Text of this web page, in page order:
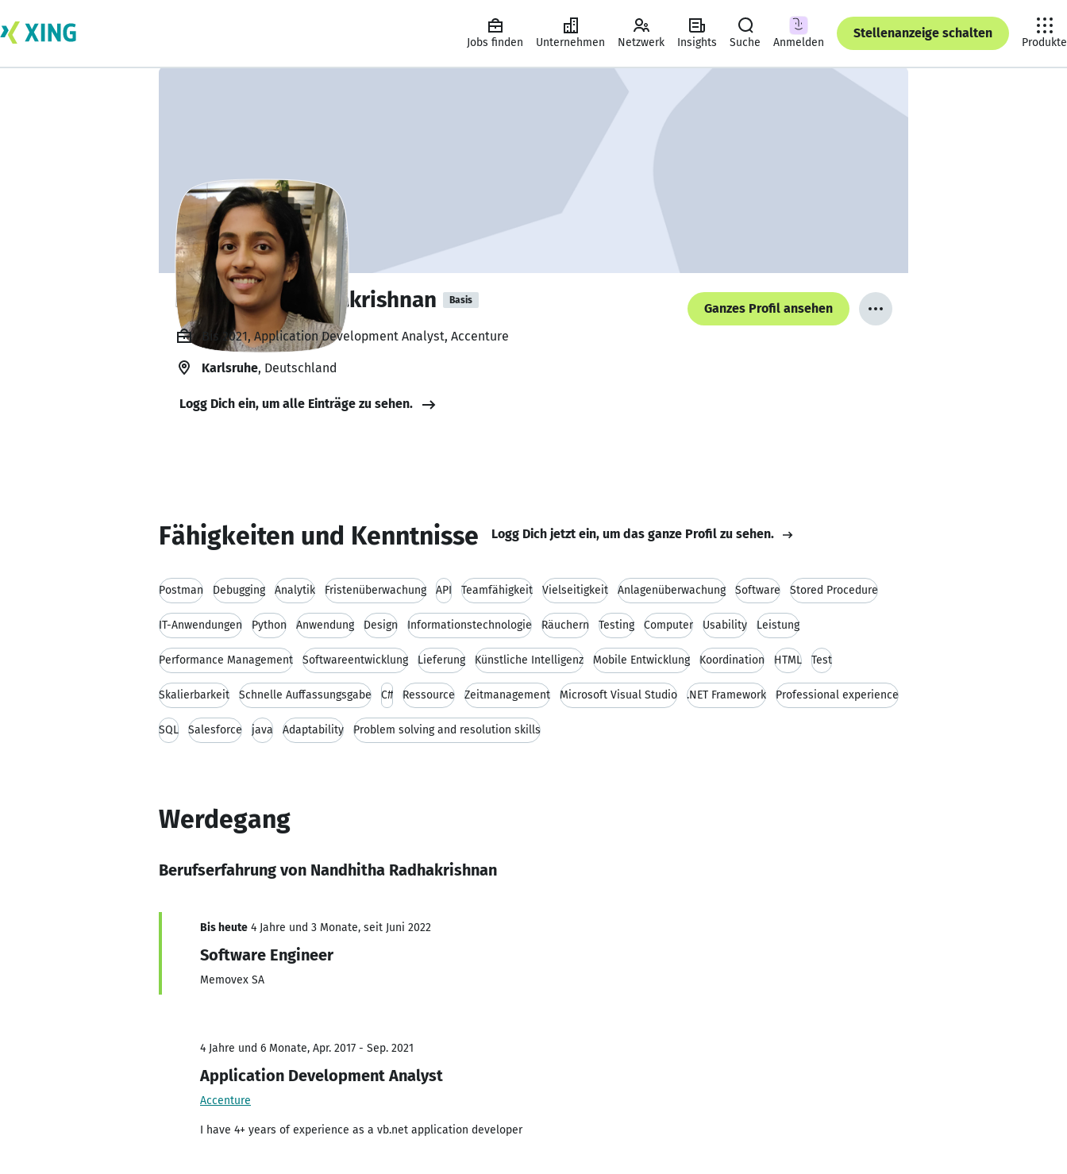
Jobs finden Unternehmen Netzwerk Insights Suche Anmelden
Stellenanzeige schalten
Produkte
Nandhitha Radhakrishnan Basis
Ganzes Profil ansehen
Bis 2021, Application Development Analyst, Accenture
Karlsruhe, Deutschland
Logg Dich ein, um alle Einträge zu sehen.
Fähigkeiten und Kenntnisse Logg Dich jetzt ein, um das ganze Profil zu sehen.
Postman Debugging Analytik Fristenüberwachung API Teamfähigkeit Vielseitigkeit Anlagenüberwachung Software Stored Procedure
IT-Anwendungen Python Anwendung Design Informationstechnologie Räuchern Testing Computer Usability Leistung
Performance Management Softwareentwicklung Lieferung Künstliche Intelligenz Mobile Entwicklung Koordination HTML Test
Skalierbarkeit Schnelle Auffassungsgabe C# Ressource Zeitmanagement Microsoft Visual Studio .NET Framework Professional experience
SQL Salesforce java Adaptability Problem solving and resolution skills
Werdegang
Berufserfahrung von Nandhitha Radhakrishnan
Bis heute 4 Jahre und 3 Monate, seit Juni 2022
Software Engineer
Memovex SA
4 Jahre und 6 Monate, Apr. 2017 - Sep. 2021
Application Development Analyst
Accenture
I have 4+ years of experience as a vb.net application developer